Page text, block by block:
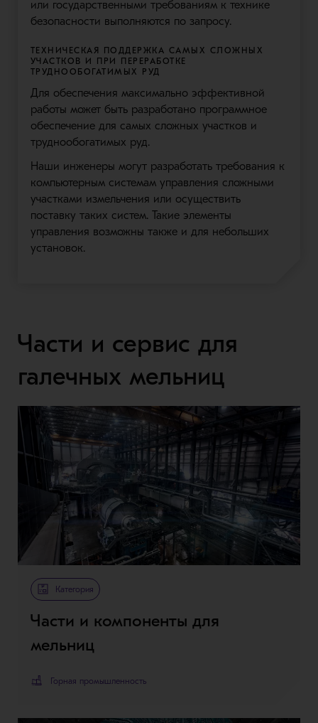
или государственными требованиям к технике
безопасности выполняются по запросу.
ТЕХНИЧЕСКАЯ ПОДДЕРЖКА САМЫХ СЛОЖНЫХ
УЧАСТКОВ И ПРИ ПЕРЕРАБОТКЕ
ТРУДНООБОГАТИМЫХ РУД
Для обеспечения максимально эффективной
работы может быть разработано программное
обеспечение для самых сложных участков и
труднообогатимых руд.
Наши инженеры могут разработать требования к
компьютерным системам управления сложными
участками измельчения или осуществить
поставку таких систем. Такие элементы
управления возможны также и для небольших
установок.
Части и сервис для
галечных мельниц
Категория
Части и компоненты для
мельниц
Горная промышленность